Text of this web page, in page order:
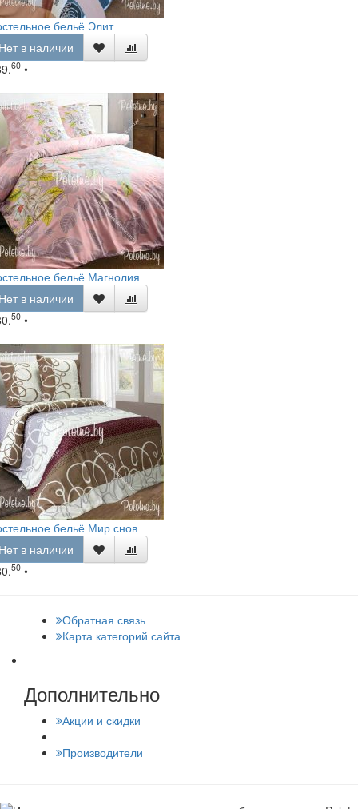
бельё Элит
в наличии
60 •
бельё Магнолия
в наличии
50 •
бельё Мир снов
в наличии
50 •
Обратная связь
Карта категорий сайта
Дополнительно
Акции и скидки
Производители